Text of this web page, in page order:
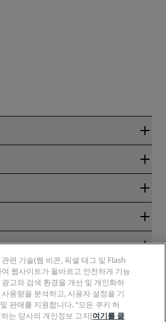
약관
련 기술(웹 비콘, 픽셀 태그 및 Flash
여 웹사이트가 올바르고 안전하게 기능
고와 검색 환경을 개선 및 개인화하
용량을 분석하고, 사용자 설정을 기
판매를 지원합니다. “모든 쿠키 허
는 당사의 개인정보 고지[여기를 클